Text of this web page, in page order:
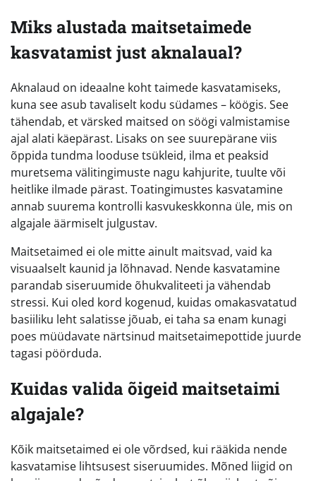
Miks alustada maitsetaimede
kasvatamist just aknalaual?
Aknalaud on ideaalne koht taimede kasvatamiseks,
kuna see asub tavaliselt kodu südames – köögis. See
tähendab, et värsked maitsed on söögi valmistamise
ajal alati käepärast. Lisaks on see suurepärane viis
õppida tundma looduse tsükleid, ilma et peaksid
muretsema välitingimuste nagu kahjurite, tuulte või
heitlike ilmade pärast. Toatingimustes kasvatamine
annab suurema kontrolli kasvukeskkonna üle, mis on
algajale äärmiselt julgustav.
Maitsetaimed ei ole mitte ainult maitsvad, vaid ka
visuaalselt kaunid ja lõhnavad. Nende kasvatamine
parandab siseruumide õhukvaliteeti ja vähendab
stressi. Kui oled kord kogenud, kuidas omakasvatatud
basiiliku leht salatisse jõuab, ei taha sa enam kunagi
poes müüdavate närtsinud maitsetaimepottide juurde
tagasi pöörduda.
Kuidas valida õigeid maitsetaimi
algajale?
Kõik maitsetaimed ei ole võrdsed, kui rääkida nende
kasvatamise lihtsusest siseruumides. Mõned liigid on